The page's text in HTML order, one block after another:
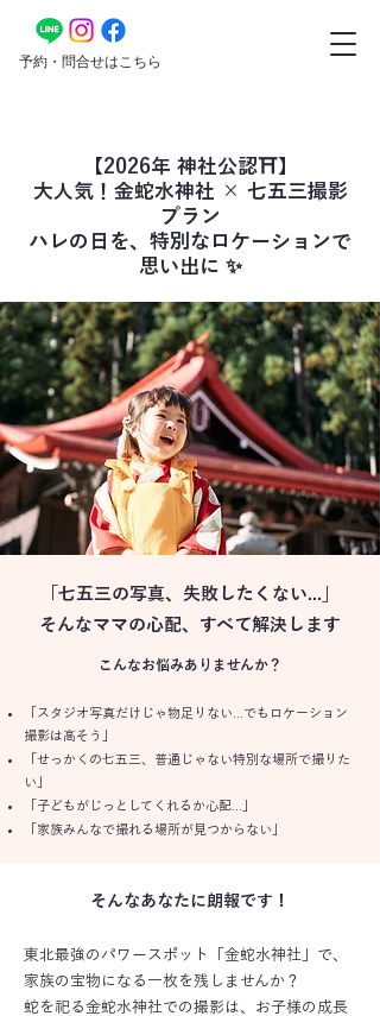
​予約・問合せはこちら
【2026年 神社公認⛩️】
大人気！金蛇水神社 × 七五三撮影
プラン
ハレの日を、特別なロケーションで
思い出に ✨
「七五三の写真、失敗したくない...」
そんなママの心配、すべて解決します
こんなお悩みありませんか？
「スタジオ写真だけじゃ物足りない...でもロケーション
撮影は高そう」
「せっかくの七五三、普通じゃない特別な場所で撮りた
い」
「子どもがじっとしてくれるか心配...」
「家族みんなで撮れる場所が見つからない」
そんなあなたに朗報です！
東北最強のパワースポット「金蛇水神社」で、
家族の宝物になる一枚を残しませんか？
蛇を祀る金蛇水神社での撮影は、お子様の成長